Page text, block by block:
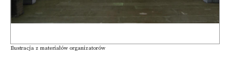
Ilustracja z materiałów organizatorów